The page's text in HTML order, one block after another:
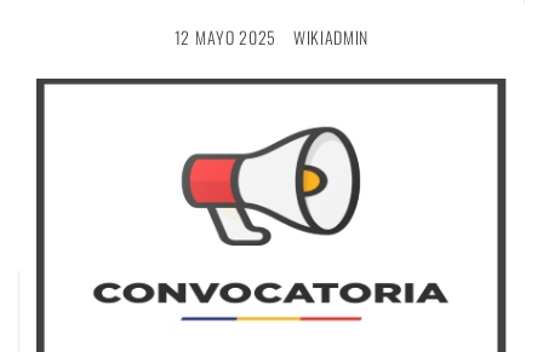
12 MAYO 2025 WIKIADMIN